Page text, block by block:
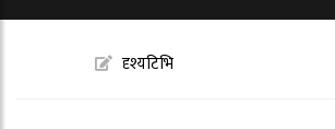
दृश्यटिभि